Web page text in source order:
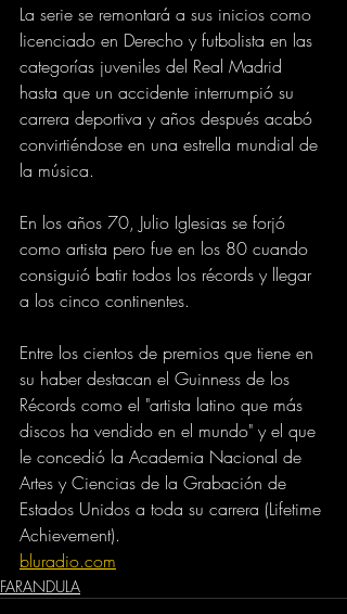
La serie se remontará a sus inicios como
licenciado en Derecho y futbolista en las
categorías juveniles del Real Madrid
hasta que un accidente interrumpió su
carrera deportiva y años después acabó
convirtiéndose en una estrella mundial de
la música.
En los años 70, Julio Iglesias se forjó
como artista pero fue en los 80 cuando
consiguió batir todos los récords y llegar
a los cinco continentes.
Entre los cientos de premios que tiene en
su haber destacan el Guinness de los
Récords como el "artista latino que más
discos ha vendido en el mundo" y el que
le concedió la Academia Nacional de
Artes y Ciencias de la Grabación de
Estados Unidos a toda su carrera (Lifetime
Achievement).
bluradio.com
FARANDULA